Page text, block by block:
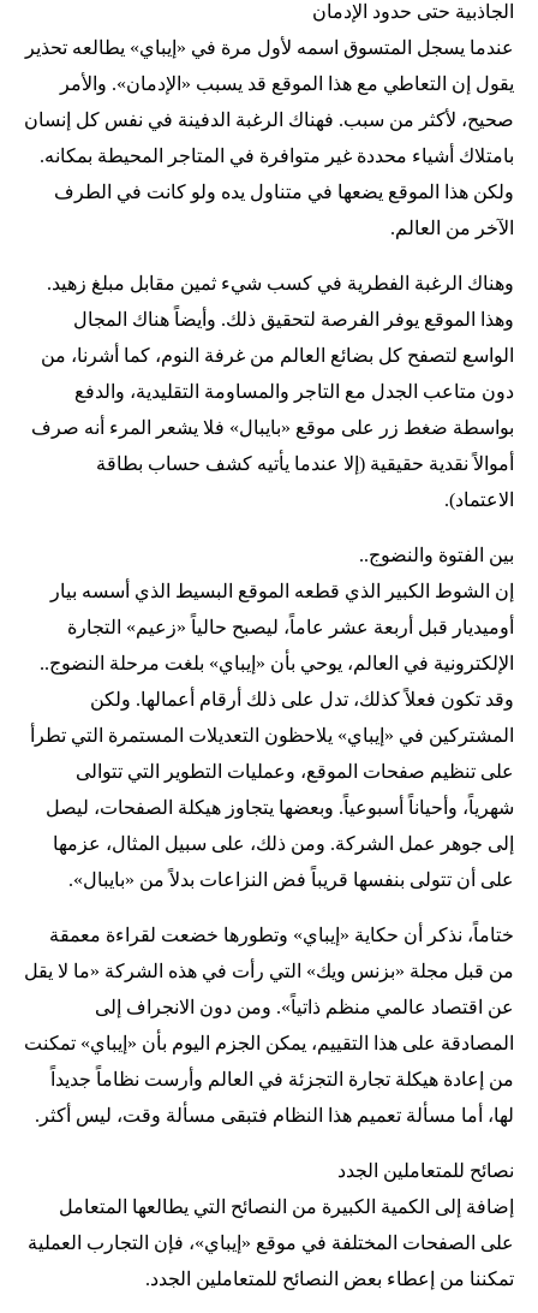
الجاذبية حتى حدود الإدمان
عندما يسجل المتسوق اسمه لأول مرة في «إيباي» يطالعه تحذير
يقول إن التعاطي مع هذا الموقع قد يسبب «الإدمان». والأمر
صحيح، لأكثر من سبب. فهناك الرغبة الدفينة في نفس كل إنسان
بامتلاك أشياء محددة غير متوافرة في المتاجر المحيطة بمكانه.
ولكن هذا الموقع يضعها في متناول يده ولو كانت في الطرف
الآخر من العالم.
وهناك الرغبة الفطرية في كسب شيء ثمين مقابل مبلغ زهيد.
وهذا الموقع يوفر الفرصة لتحقيق ذلك. وأيضاً هناك المجال
الواسع لتصفح كل بضائع العالم من غرفة النوم، كما أشرنا، من
دون متاعب الجدل مع التاجر والمساومة التقليدية، والدفع
بواسطة ضغط زر على موقع «بايبال» فلا يشعر المرء أنه صرف
أموالاً نقدية حقيقية (إلا عندما يأتيه كشف حساب بطاقة
الاعتماد).
بين الفتوة والنضوج..
إن الشوط الكبير الذي قطعه الموقع البسيط الذي أسسه بيار
أوميديار قبل أربعة عشر عاماً، ليصبح حالياً «زعيم» التجارة
الإلكترونية في العالم، يوحي بأن «إيباي» بلغت مرحلة النضوج..
وقد تكون فعلاً كذلك، تدل على ذلك أرقام أعمالها. ولكن
المشتركين في «إيباي» يلاحظون التعديلات المستمرة التي تطرأ
على تنظيم صفحات الموقع، وعمليات التطوير التي تتوالى
شهرياً، وأحياناً أسبوعياً. وبعضها يتجاوز هيكلة الصفحات، ليصل
إلى جوهر عمل الشركة. ومن ذلك، على سبيل المثال، عزمها
على أن تتولى بنفسها قريباً فض النزاعات بدلاً من «بايبال».
ختاماً، نذكر أن حكاية «إيباي» وتطورها خضعت لقراءة معمقة
من قبل مجلة «بزنس ويك» التي رأت في هذه الشركة «ما لا يقل
عن اقتصاد عالمي منظم ذاتياً». ومن دون الانجراف إلى
المصادقة على هذا التقييم، يمكن الجزم اليوم بأن «إيباي» تمكنت
من إعادة هيكلة تجارة التجزئة في العالم وأرست نظاماً جديداً
لها، أما مسألة تعميم هذا النظام فتبقى مسألة وقت، ليس أكثر.
نصائح للمتعاملين الجدد
إضافة إلى الكمية الكبيرة من النصائح التي يطالعها المتعامل
على الصفحات المختلفة في موقع «إيباي»، فإن التجارب العملية
تمكننا من إعطاء بعض النصائح للمتعاملين الجدد.